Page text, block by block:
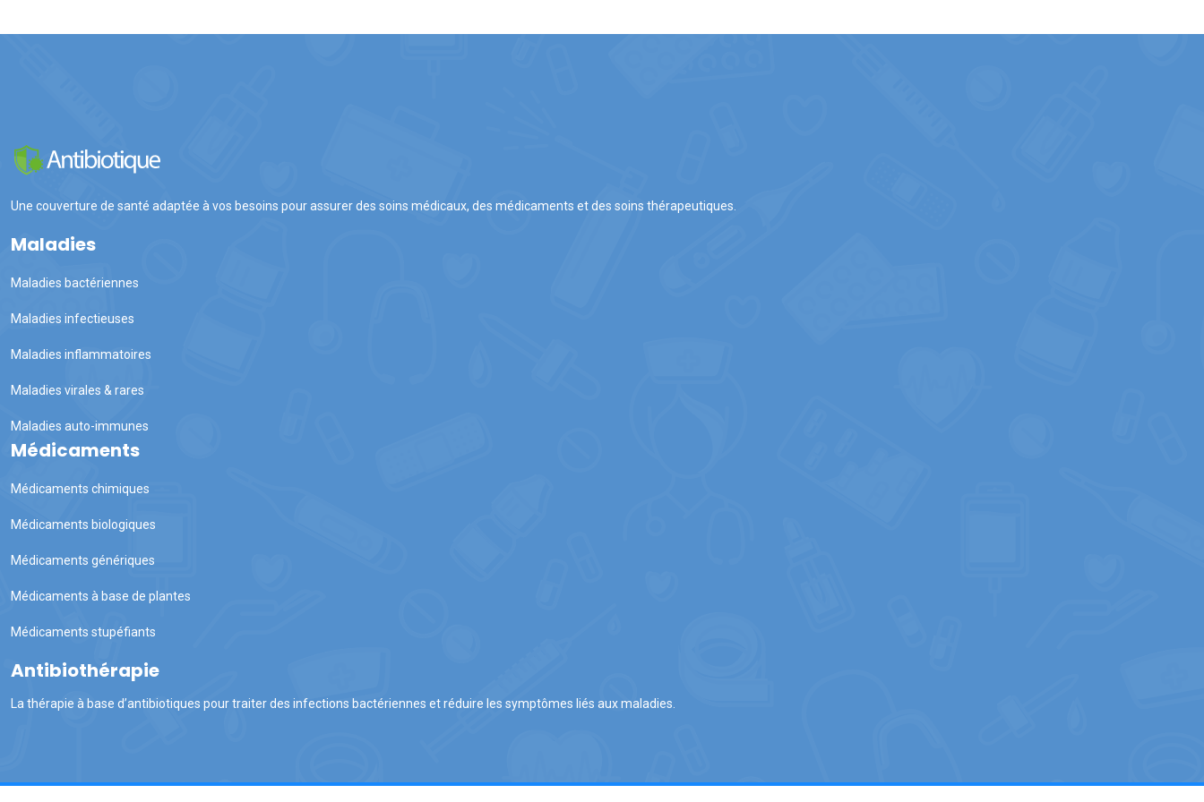
Une couverture de santé adaptée à vos besoins pour assurer des soins médicaux, des médicaments et des soins thérapeutiques.
Maladies
Maladies bactériennes
Maladies infectieuses
Maladies inflammatoires
Maladies virales & rares
Maladies auto-immunes
Médicaments
Médicaments chimiques
Médicaments biologiques
Médicaments génériques
Médicaments à base de plantes
Médicaments stupéfiants
Antibiothérapie
La thérapie à base d’antibiotiques pour traiter des infections bactériennes et réduire les symptômes liés aux maladies.